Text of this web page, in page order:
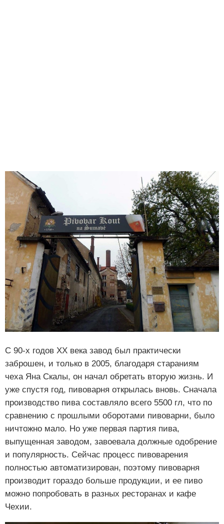
С 90-х годов ХХ века завод был практически
заброшен, и только в 2005, благодаря стараниям
чеха Яна Скалы, он начал обретать вторую жизнь. И
уже спустя год, пивоварня открылась вновь. Сначала
производство пива составляло всего 5500 гл, что по
сравнению с прошлыми оборотами пивоварни, было
ничтожно мало. Но уже первая партия пива,
выпущенная заводом, завоевала должные одобрение
и популярность. Сейчас процесс пивоварения
полностью автоматизирован, поэтому пивоварня
производит гораздо больше продукции, и ее пиво
можно попробовать в разных ресторанах и кафе
Чехии.